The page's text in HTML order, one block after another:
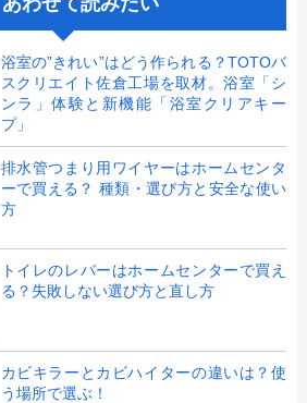
浴室の”きれい”はどう作られる？TOTOバ
スクリエイト佐倉工場を取材。浴室「シ
ンラ」体験と新機能「浴室クリアキー
プ」
排水管つまり用ワイヤーはホームセンタ
ーで買える？ 種類・選び方と安全な使い
方
トイレのレバーはホームセンターで買え
る？失敗しない選び方と直し方
カビキラーとカビハイターの違いは？使
う場所で選ぶ！